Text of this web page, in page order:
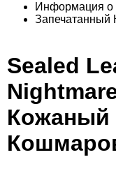
Информация о
Sealed
Кожаный